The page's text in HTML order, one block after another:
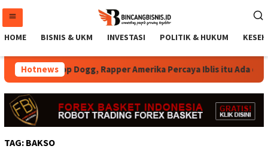
konten
HOME BISNIS & UKM INVESTASI POLITIK & HUKUM
HotnewsSnoop Dogg, Rapper Amerika Percaya Iblis itu Ada
TAG: BAKSO